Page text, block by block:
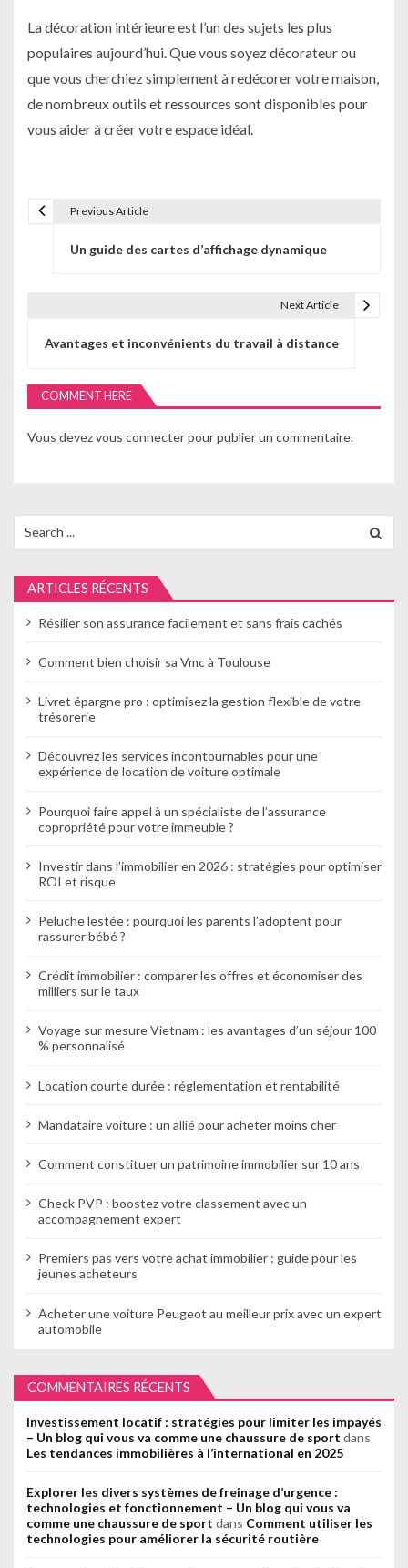
La décoration intérieure est l’un des sujets les plus
populaires aujourd’hui. Que vous soyez décorateur ou
que vous cherchiez simplement à redécorer votre maison,
de nombreux outils et ressources sont disponibles pour
vous aider à créer votre espace idéal.
a
n
d
e
l
’
t
c
Previous Article
Un guide des cartes d’affichage dynamique
Next Article
Avantages et inconvénients du travail à distance
COMMENT HERE
Vous devezvous connecterpour publier un commentaire.
for:
ARTICLES RÉCENTS
Résilier son assurance facilement et sans frais cachés
Comment bien choisir sa Vmc à Toulouse
Livret épargne pro : optimisez la gestion flexible de votre
trésorerie
Découvrez les services incontournables pour une
expérience de location de voiture optimale
Pourquoi faire appel à un spécialiste de l’assurance
copropriété pour votre immeuble ?
Investir dans l’immobilier en 2026 : stratégies pour optimiser
ROI et risque
Peluche lestée : pourquoi les parents l’adoptent pour
rassurer bébé ?
Crédit immobilier : comparer les offres et économiser des
milliers sur le taux
Voyage sur mesure Vietnam : les avantages d’un séjour 100
% personnalisé
Location courte durée : réglementation et rentabilité
Mandataire voiture : un allié pour acheter moins cher
Comment constituer un patrimoine immobilier sur 10 ans
Check PVP : boostez votre classement avec un
accompagnement expert
Premiers pas vers votre achat immobilier : guide pour les
jeunes acheteurs
Acheter une voiture Peugeot au meilleur prix avec un expert
automobile
COMMENTAIRES RÉCENTS
Investissement locatif : stratégies pour limiter les impayés
– Un blog qui vous va comme une chaussure de sport dans
Les tendances immobilières à l’international en 2025
Explorer les divers systèmes de freinage d’urgence :
technologies et fonctionnement – Un blog qui vous va
comme une chaussure de sport dans Comment utiliser les
technologies pour améliorer la sécurité routière